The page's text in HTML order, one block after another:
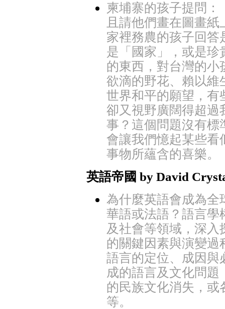
柬埔寨的孩子提問：
且請他們畫在圖畫
家裡務農的孩子回答
是「國家」，或是珍
的東西，對台灣的小
欲滴的野花、賴以維
世界和平的願望，有
卻又視野廣闊得超過
事？這個問題沒有標
會讓我們憶起某些看
事物所蘊含的喜樂。
英語帝國 by David
為什麼英語會成為全
華語或法語？語言學
及社會等領域，深
的關鍵因素與演變過
語言的定位、成因與
成的語言及文化問
的民族文化消失，或
等。